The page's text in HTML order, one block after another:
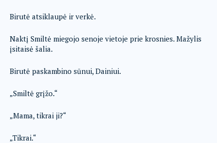
Birutė atsiklaupė ir verkė.
Naktį Smiltė miegojo senoje vietoje prie krosnies. Mažylis
įsitaisė šalia.
Birutė paskambino sūnui, Dainiui.
„Smiltė grįžo.“
„Mama, tikrai ji?“
„Tikrai.“